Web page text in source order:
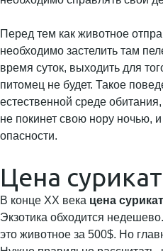
Перед тем как животное
необходимо застелить там
время суток, выходить для
питомец не будет. Такое
естественной среде
не покинет свою нору ночью,
опасности.
Цена
В конце XX века цена
Экзотика обходится
это животное за 500$. Но